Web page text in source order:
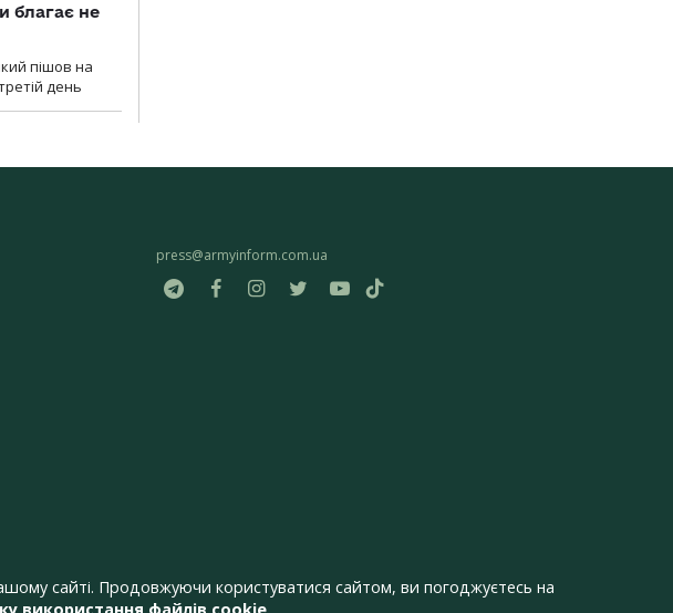
благає не
пішов на
день
press@armyinform.com.ua
сайті. Продовжуючи користуватися сайтом, ви погоджуєтесь на